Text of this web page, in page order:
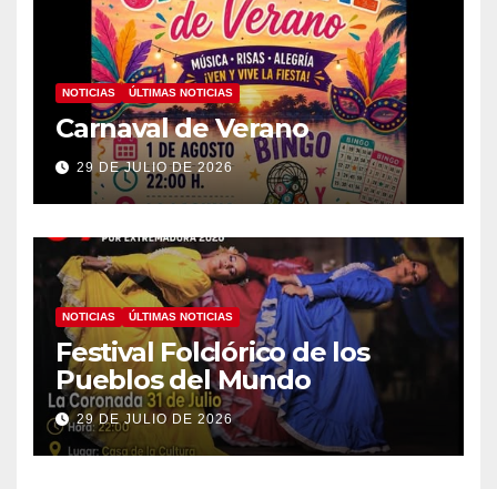
NOTICIAS ÚLTIMAS NOTICIAS
Carnaval de Verano
29 DE JULIO DE 2026
NOTICIAS ÚLTIMAS NOTICIAS
Festival Folclórico de los
Pueblos del Mundo
29 DE JULIO DE 2026